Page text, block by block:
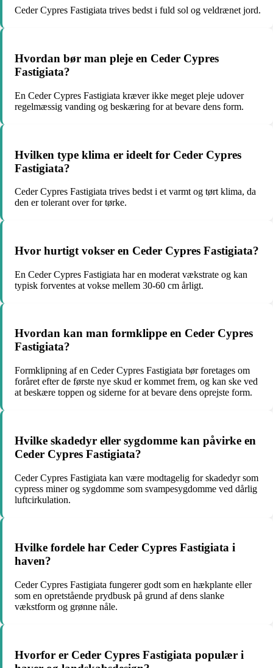
Ceder Cypres Fastigiata trives bedst i fuld sol og veldrænet jord.
Hvordan bør man pleje en Ceder Cypres
Fastigiata?
En Ceder Cypres Fastigiata kræver ikke meget pleje udover
regelmæssig vanding og beskæring for at bevare dens form.
Hvilken type klima er ideelt for Ceder Cypres
Fastigiata?
Ceder Cypres Fastigiata trives bedst i et varmt og tørt klima, da
den er tolerant over for tørke.
Hvor hurtigt vokser en Ceder Cypres Fastigiata?
En Ceder Cypres Fastigiata har en moderat vækstrate og kan
typisk forventes at vokse mellem 30-60 cm årligt.
Hvordan kan man formklippe en Ceder Cypres
Fastigiata?
Formklipning af en Ceder Cypres Fastigiata bør foretages om
foråret efter de første nye skud er kommet frem, og kan ske ved
at beskære toppen og siderne for at bevare dens oprejste form.
Hvilke skadedyr eller sygdomme kan påvirke en
Ceder Cypres Fastigiata?
Ceder Cypres Fastigiata kan være modtagelig for skadedyr som
cypress miner og sygdomme som svampesygdomme ved dårlig
luftcirkulation.
Hvilke fordele har Ceder Cypres Fastigiata i
haven?
Ceder Cypres Fastigiata fungerer godt som en hækplante eller
som en opretstående prydbusk på grund af dens slanke
vækstform og grønne nåle.
Hvorfor er Ceder Cypres Fastigiata populær i